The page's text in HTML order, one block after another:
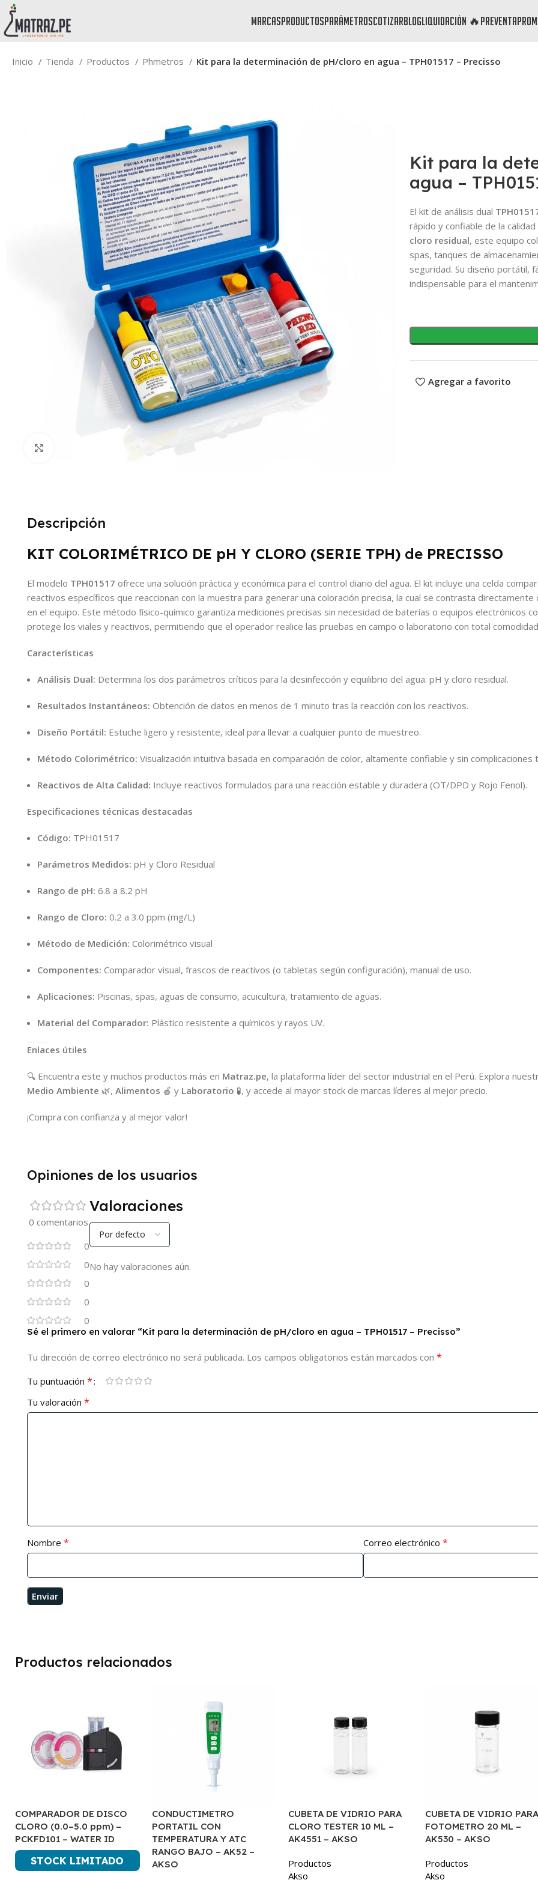
marcasproductosparámetroscotizarblogliquidación 🔥preventa
Inicio Tienda Productos Phmetros Kit para la determinación de pH/cloro en agua – TPH01517 – Precisso
Kit para la
agua –
El kit de análisis dual
rápido y confiable de la
cloro residual, este equipo
spas, tanques de
seguridad. Su diseño portátil,
indispensable para el
Agregar a favorito
Descripción
KIT COLORIMÉTRICO DE pH Y CLORO (SERIE TPH) de PRECISSO
El modelo TPH01517 ofrece una solución práctica y económica para el control diario del agua. El kit incluye una celda
reactivos específicos que reaccionan con la muestra para generar una coloración precisa, la cual se contrasta directamente
en el equipo. Este método físico-químico garantiza mediciones precisas sin necesidad de baterías o equipos electrónicos
protege los viales y reactivos, permitiendo que el operador realice las pruebas en campo o laboratorio con total
Características
Análisis Dual: Determina los dos parámetros críticos para la desinfección y equilibrio del agua: pH y cloro residual.
Resultados Instantáneos: Obtención de datos en menos de 1 minuto tras la reacción con los reactivos.
Diseño Portátil: Estuche ligero y resistente, ideal para llevar a cualquier punto de muestreo.
Método Colorimétrico: Visualización intuitiva basada en comparación de color, altamente confiable y sin complicaciones
Reactivos de Alta Calidad: Incluye reactivos formulados para una reacción estable y duradera (OT/DPD y Rojo Fenol).
Especificaciones técnicas destacadas
Código: TPH01517
Parámetros Medidos: pH y Cloro Residual
Rango de pH: 6.8 a 8.2 pH
Rango de Cloro: 0.2 a 3.0 ppm (mg/L)
Método de Medición: Colorimétrico visual
Componentes: Comparador visual, frascos de reactivos (o tabletas según configuración), manual de uso.
Aplicaciones: Piscinas, spas, aguas de consumo, acuicultura, tratamiento de aguas.
Material del Comparador: Plástico resistente a químicos y rayos UV.
Enlaces útiles
🔍 Encuentra este y muchos productos más en Matraz.pe, la plataforma líder del sector industrial en el Perú. Explora
Medio Ambiente 🌿, Alimentos 🍎 y Laboratorio 🧪, y accede al mayor stock de marcas líderes al mejor precio.
¡Compra con confianza y al mejor valor!
Opiniones de los usuarios
0 comentarios
0
0
0
0
0
Valoraciones
No hay valoraciones aún.
Sé el primero en valorar “Kit para la determinación de pH/cloro en agua – TPH01517 – Precisso”
Tu dirección de correo electrónico no será publicada. Los campos obligatorios están marcados con *
Tu puntuación *
Tu valoración *
Nombre * Correo electrónico *
Productos relacionados
COMPARADOR DE DISCO
CLORO (0.0–5.0 ppm) –
PCKFD101 – WATER ID
STOCK LIMITADO
CONDUCTIMETRO
PORTATIL CON
TEMPERATURA Y ATC
RANGO BAJO – AK52 –
AKSO
CUBETA DE VIDRIO PARA
CLORO TESTER 10 ML –
AK4551 – AKSO
Productos
Akso
CUBETA DE VIDRIO PARA
FOTOMETRO 20 ML –
AK530 – AKSO
Productos
Akso